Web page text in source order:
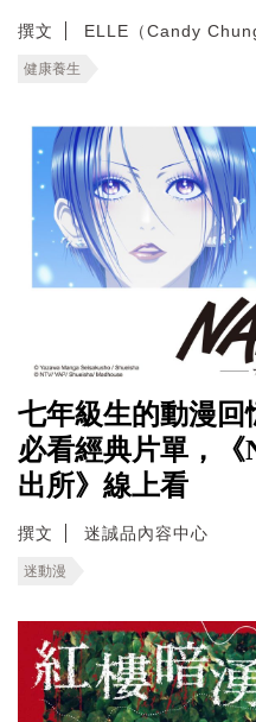
撰文 ELLE（Candy
健康養生
七年級生的動漫回
必看經典片單，
出所》線上看
撰文 迷誠品內容中心
迷動漫